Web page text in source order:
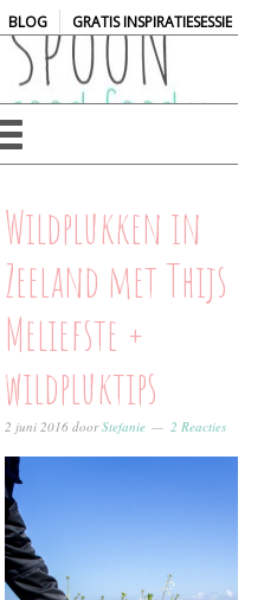
BLOG| GRATIS INSPIRATIESESSIE
Wildplukken in
Zeeland met Thijs
Meliefste +
wildpluktips
2 juni 2016 doorStefanie 2 Reacties